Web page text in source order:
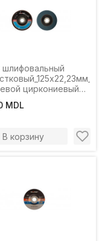
шлифовальный
циркониевый
MDL
В корзину